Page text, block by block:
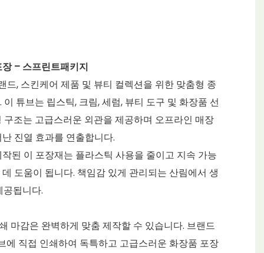
– 스프린트패키지
드, 스킨케어 제품 및 뷰티 컬렉션을 위한 맞춤형 종
튜브는 립스틱, 크림, 세럼, 뷰티 도구 및 화장품 선
조는 고급스러운 외관을 제공하며 오프라인 매장
진열 효과를 연출합니다.
된 이 포장재는 플라스틱 사용을 줄이고 지속 가능
도움이 됩니다. 책임감 있게 관리되는 산림에서 생
됩니다.
마감은 완벽하게 맞춤 제작할 수 있습니다. 브랜드
에 직접 인쇄하여 독특하고 고급스러운 화장품 포장